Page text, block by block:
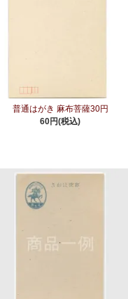
普通はがき 麻布菩薩30円
60円(税込)